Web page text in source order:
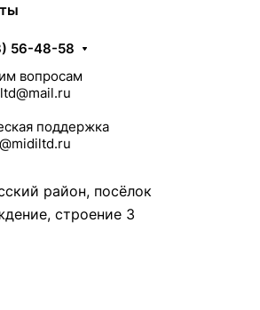
56-48-58
вопросам
поддержка
район, посёлок
строение 3